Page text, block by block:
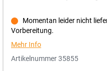
Momentan leider nicht
Vorbereitung.
Mehr Info
Artikelnummer 35855